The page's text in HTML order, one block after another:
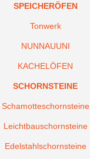
SPEICHERÖFEN
Tonwerk
NUNNAUUNI
KACHELÖFEN
SCHORNSTEINE
Schamotteschornsteine
Leichtbauschornsteine
Edelstahlschornsteine